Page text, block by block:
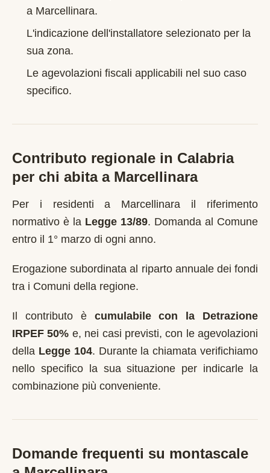
a Marcellinara.
L'indicazione dell'installatore selezionato per la
sua zona.
Le agevolazioni fiscali applicabili nel suo caso
specifico.
Contributo regionale in Calabria
per chi abita a Marcellinara
Per i residenti a Marcellinara il riferimento
normativo è la Legge 13/89. Domanda al Comune
entro il 1° marzo di ogni anno.
Erogazione subordinata al riparto annuale dei fondi
tra i Comuni della regione.
Il contributo è cumulabile con la Detrazione
IRPEF 50% e, nei casi previsti, con le agevolazioni
della Legge 104. Durante la chiamata verifichiamo
nello specifico la sua situazione per indicarle la
combinazione più conveniente.
Domande frequenti su montascale